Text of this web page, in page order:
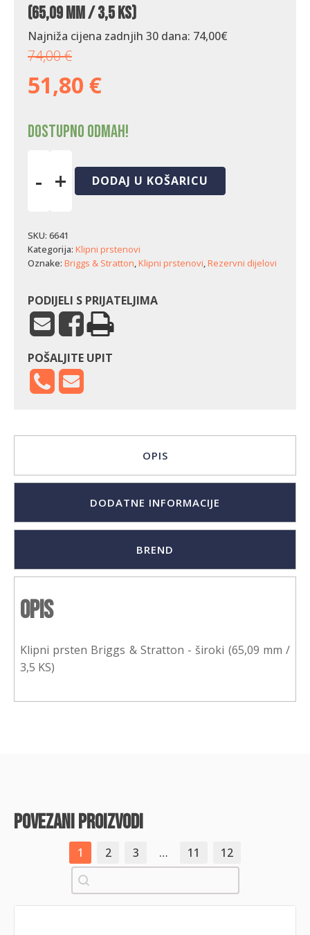
(65,09 mm / 3,5 KS)
Najniža cijena zadnjih 30 dana: 74,00€
74,00€
51,80 €
Dostupno odmah!
-
&
Stratton
-
mm
3,5
KS)
količina
+ DODAJ U KOŠARICU
SKU: 6641
Kategorija: Klipni prstenovi
Oznake: Briggs & Stratton,Klipni prstenovi,Rezervni dijelovi
PODIJELI S PRIJATELJIMA
POŠALJITE UPIT
OPIS
DODATNE INFORMACIJE
BREND
Opis
Klipni prsten Briggs & Stratton - široki (65,09 mm /
3,5 KS)
povezani proizvodi
1 2 3 … 11
12
Pretraži